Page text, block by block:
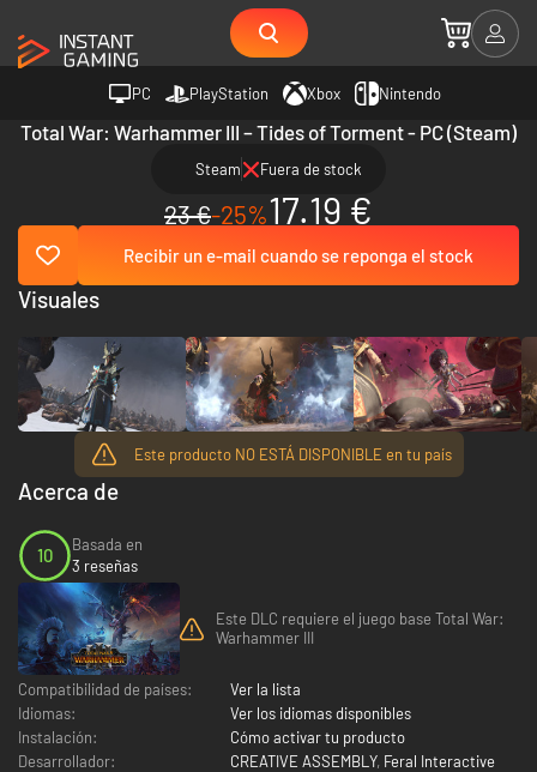
PC PlayStation Xbox Nintendo
Total War: Warhammer III – Tides of Torment - PC (Steam)
Steam Fuera de stock
23 €-25%17.19 €
Recibir un e-mail cuando se reponga el stock
Este producto NO ESTÁ DISPONIBLE en tu país
Acerca de
10
Basada en
3 reseñas
Este DLC requiere el juego base Total War:
Warhammer III
Compatibilidad de países:
Ver la lista
Idiomas:
Ver los idiomas disponibles
Instalación:
Cómo activar tu producto
Desarrollador:
CREATIVE ASSEMBLY, Feral Interactive
Visuales